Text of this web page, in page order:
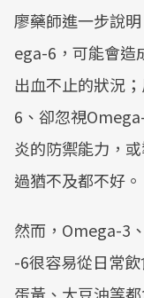
廖藥師進一步說
ega-6，可能會造
出血不止的狀況
6、卻忽視
炎的防禦能力，
過猶不及都不好。
然而，Omega-3
-6很容易從日常